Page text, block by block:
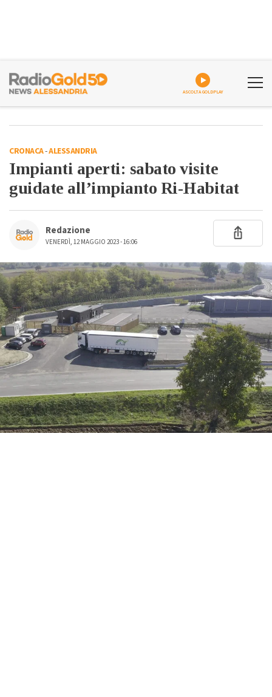
ASCOLTA GOLDPLAY
CRONACA-ALESSANDRIA
Impianti aperti: sabato visite
guidate all’impianto Ri-Habitat
Redazione
VENERDÌ, 12 MAGGIO 2023 - 16:06